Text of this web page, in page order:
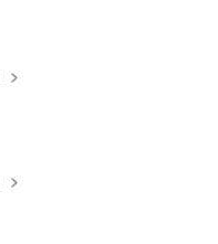
>
>